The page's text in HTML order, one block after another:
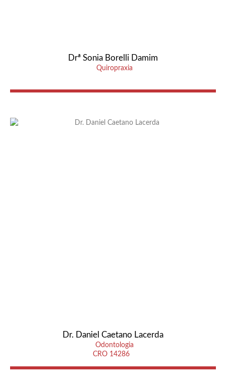
Drª Sonia Borelli Damim
Quiropraxia
Dr. Daniel Caetano Lacerda
Odontologia
CRO 14286